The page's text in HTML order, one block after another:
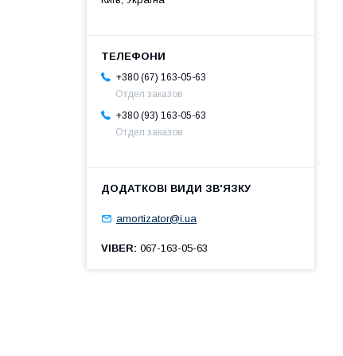
+380 (67) 163-05-63
Отдел заказов
+380 (93) 163-05-63
Отдел заказов
amortizator@i.ua
VIBER 067-163-05-63